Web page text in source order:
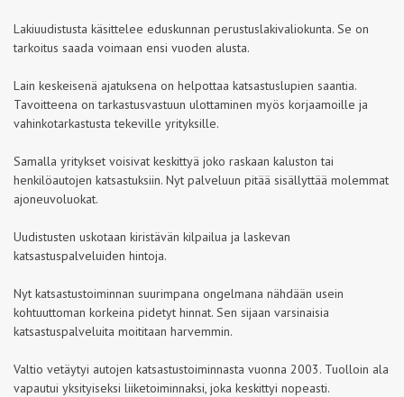
Lakiuudistusta käsittelee eduskunnan perustuslakivaliokunta. Se on
tarkoitus saada voimaan ensi vuoden alusta.
Lain keskeisenä ajatuksena on helpottaa katsastuslupien saantia.
Tavoitteena on tarkastusvastuun ulottaminen myös korjaamoille ja
vahinkotarkastusta tekeville yrityksille.
Samalla yritykset voisivat keskittyä joko raskaan kaluston tai
henkilöautojen katsastuksiin. Nyt palveluun pitää sisällyttää molemmat
ajoneuvoluokat.
Uudistusten uskotaan kiristävän kilpailua ja laskevan
katsastuspalveluiden hintoja.
Nyt katsastustoiminnan suurimpana ongelmana nähdään usein
kohtuuttoman korkeina pidetyt hinnat. Sen sijaan varsinaisia
katsastuspalveluita moititaan harvemmin.
Valtio vetäytyi autojen katsastustoiminnasta vuonna 2003. Tuolloin ala
vapautui yksityiseksi liiketoiminnaksi, joka keskittyi nopeasti.